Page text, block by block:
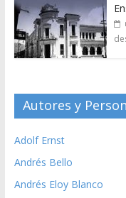
Autores y
Adolf Ernst
Andrés Bello
Andrés Eloy Blanco